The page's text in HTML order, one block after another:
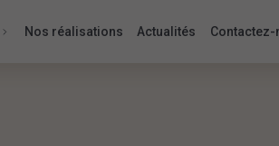
Nos réalisations Actualités Contactez-